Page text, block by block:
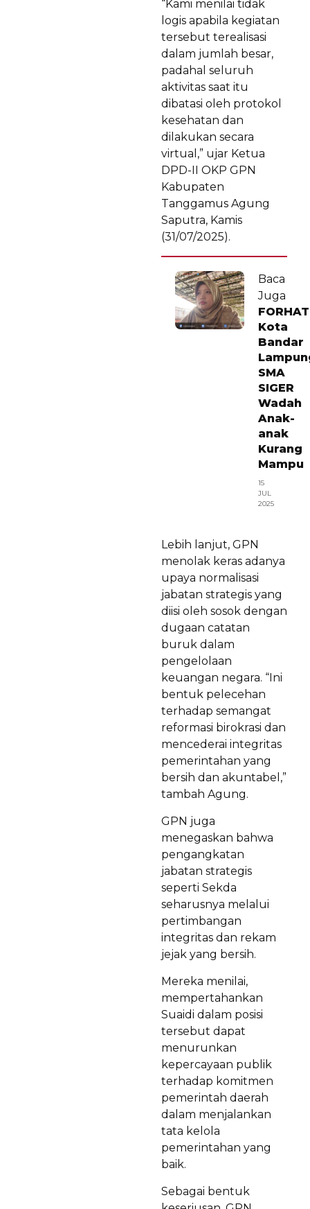
“Kami menilai tidak
logis apabila kegiatan
tersebut terealisasi
dalam jumlah besar,
padahal seluruh
aktivitas saat itu
dibatasi oleh protokol
kesehatan dan
dilakukan secara
virtual,” ujar Ketua
DPD-II OKP GPN
Kabupaten
Tanggamus Agung
Saputra, Kamis
(31/07/2025).
Baca
Juga
Kota
Bandar
SMA
SIGER
Wadah
Anak-
anak
Kurang
Mampu
15
JUL
2025
Lebih lanjut, GPN
menolak keras adanya
upaya normalisasi
jabatan strategis yang
diisi oleh sosok dengan
dugaan catatan
buruk dalam
pengelolaan
keuangan negara. “Ini
bentuk pelecehan
terhadap semangat
reformasi birokrasi dan
mencederai integritas
pemerintahan yang
bersih dan akuntabel,”
tambah Agung.
GPN juga
menegaskan bahwa
pengangkatan
jabatan strategis
seperti Sekda
seharusnya melalui
pertimbangan
integritas dan rekam
jejak yang bersih.
Mereka menilai,
mempertahankan
Suaidi dalam posisi
tersebut dapat
menurunkan
kepercayaan publik
terhadap komitmen
pemerintah daerah
dalam menjalankan
tata kelola
pemerintahan yang
baik.
Sebagai bentuk